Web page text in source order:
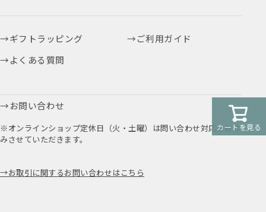
カートを見る
ギフトラッピング
ご利用ガイド
よくある質問
お問い合わせ
※オンラインショップ定休日（火・土曜）は問い合わせ対応をお休
みさせていただきます。
お取引に関するお問い合わせはこちら